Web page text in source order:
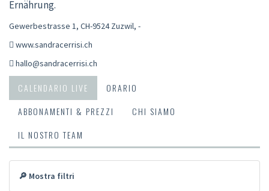
Ernährung.
Gewerbestrasse 1, CH-9524 Zuzwil, -
www.sandracerrisi.ch
hallo@sandracerrisi.ch
CALENDARIO LIVE
ORARIO
ABBONAMENTI & PREZZI
CHI SIAMO
IL NOSTRO TEAM
🔎 Mostra filtri